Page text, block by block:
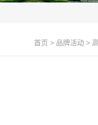
首页 > 品牌活动 >